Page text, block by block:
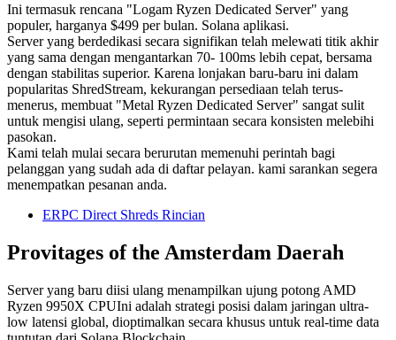
Ini termasuk rencana "Logam Ryzen Dedicated Server" yang
populer, harganya $499 per bulan. Solana aplikasi.
Server yang berdedikasi secara signifikan telah melewati titik akhir
yang sama dengan mengantarkan 70- 100ms lebih cepat, bersama
dengan stabilitas superior. Karena lonjakan baru-baru ini dalam
popularitas ShredStream, kekurangan persediaan telah terus-
menerus, membuat "Metal Ryzen Dedicated Server" sangat sulit
untuk mengisi ulang, seperti permintaan secara konsisten melebihi
pasokan.
Kami telah mulai secara berurutan memenuhi perintah bagi
pelanggan yang sudah ada di daftar pelayan. kami sarankan segera
menempatkan pesanan anda.
ERPC Direct Shreds Rincian
Provitages of the Amsterdam Daerah
Server yang baru diisi ulang menampilkan ujung potong AMD
Ryzen 9950X CPUIni adalah strategi posisi dalam jaringan ultra-
low latensi global, dioptimalkan secara khusus untuk real-time data